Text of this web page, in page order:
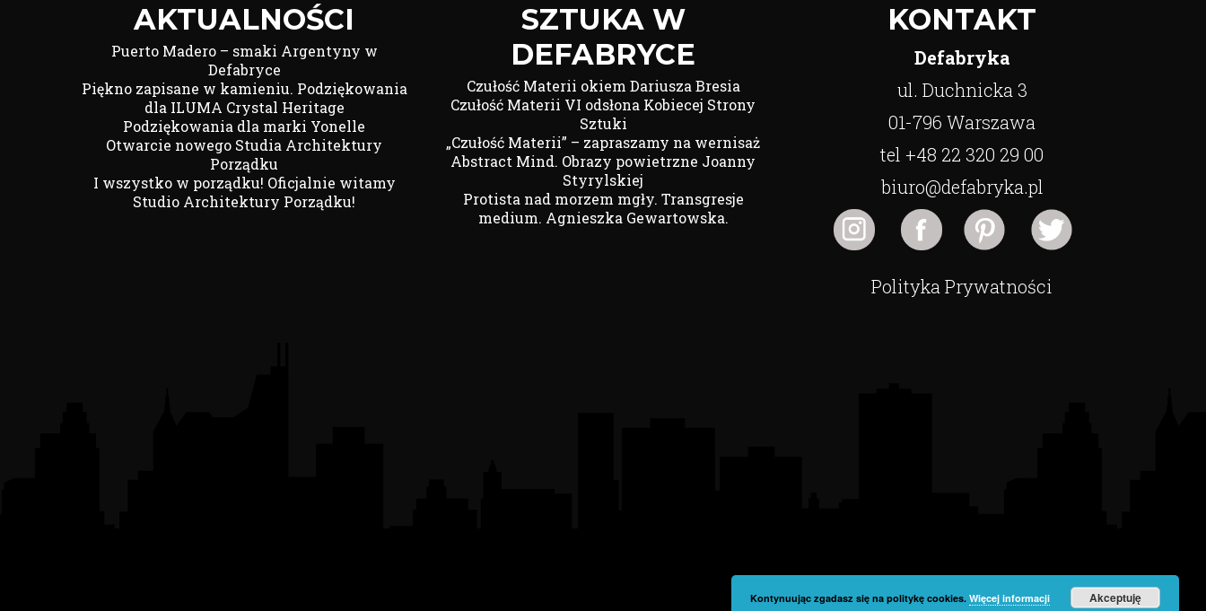
AKTUALNOŚCI
Puerto Madero – smaki Argentyny w
Defabryce
Piękno zapisane w kamieniu. Podziękowania
dla ILUMA Crystal Heritage
Podziękowania dla marki Yonelle
Otwarcie nowego Studia Architektury
Porządku
I wszystko w porządku! Oficjalnie witamy
Studio Architektury Porządku!
SZTUKA W
DEFABRYCE
Czułość Materii okiem Dariusza Bresia
Czułość Materii VI odsłona Kobiecej Strony
Sztuki
„Czułość Materii” – zapraszamy na wernisaż
Abstract Mind. Obrazy powietrzne Joanny
Styrylskiej
Protista nad morzem mgły. Transgresje
medium. Agnieszka Gewartowska.
KONTAKT
Defabryka
ul. Duchnicka 3
01-796 Warszawa
tel +48 22 320 29 00
biuro@defabryka.pl
Polityka Prywatności
Kontynuując zgadasz się na politykę cookies. Więcej informacji Akceptuję